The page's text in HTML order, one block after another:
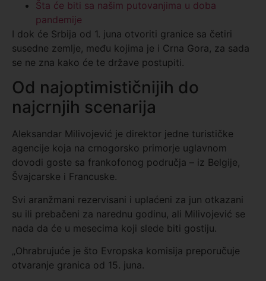
Šta će biti sa našim putovanjima u doba
pandemije
I dok će Srbija od 1. juna otvoriti granice sa četiri
susedne zemlje, među kojima je i Crna Gora, za sada
se ne zna kako će te države postupiti.
Od najoptimističnijih do
najcrnjih scenarija
Aleksandar Milivojević je direktor jedne turističke
agencije koja na crnogorsko primorje uglavnom
dovodi goste sa frankofonog područja – iz Belgije,
Švajcarske i Francuske.
Svi aranžmani rezervisani i uplaćeni za jun otkazani
su ili prebačeni za narednu godinu, ali Milivojević se
nada da će u mesecima koji slede biti gostiju.
„Ohrabrujuće je što Evropska komisija preporučuje
otvaranje granica od 15. juna.